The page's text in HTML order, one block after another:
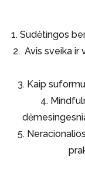
1. Sudėtingos
2. Avis sveika ir
3. Kaip
4.
5.